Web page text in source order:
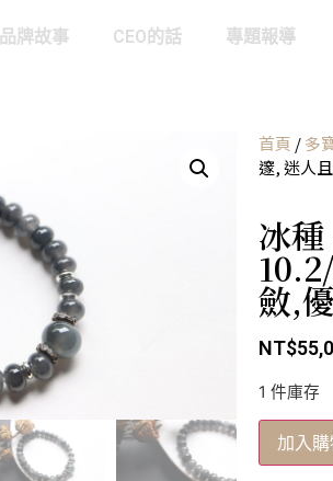
品牌故事 CEO的話 專題報導
首頁 /多
邃, 迷人
冰
斂,
NT$
1 件庫存
加入